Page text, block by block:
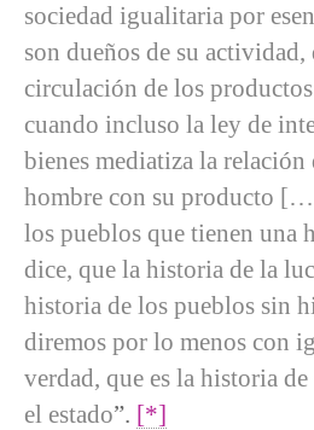
sociedad igualitaria por
son dueños de su actividad,
circulación de los
cuando incluso la ley de
bienes mediatiza la relación
hombre con su producto
los pueblos que tienen una
dice, que la historia de la
historia de los pueblos sin
diremos por lo menos con
verdad, que es la historia
el estado”. [*]